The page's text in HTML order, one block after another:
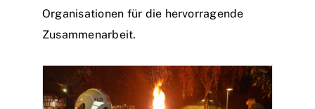
Organisationen für die hervorragende
Zusammenarbeit.